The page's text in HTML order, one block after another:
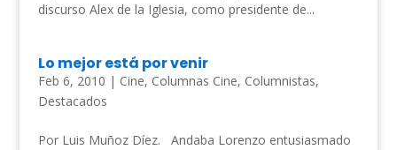
discurso Alex de la Iglesia, como presidente de...
Lo mejor está por venir
Feb 6, 2010 | Cine, Columnas Cine, Columnistas,
Destacados
Por Luis Muñoz Díez. Andaba Lorenzo entusiasmado